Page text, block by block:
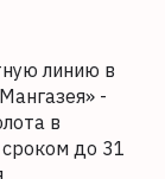
линию в
-
в
до 31